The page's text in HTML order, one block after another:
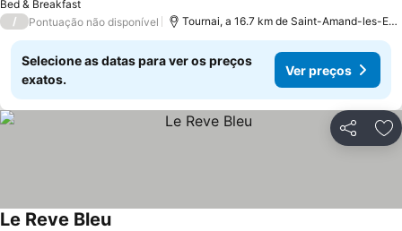
Bed & Breakfast
/ Pontuação não disponível Tournai, a 16.7 km de Saint-Amand-les-Eaux
Selecione as datas para ver os preços
exatos.
Ver preços
Partilhar
Le Reve Bleu